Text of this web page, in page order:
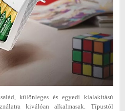
különleges és egyedi kialakítású
kiválóan alkalmasak. Típustól